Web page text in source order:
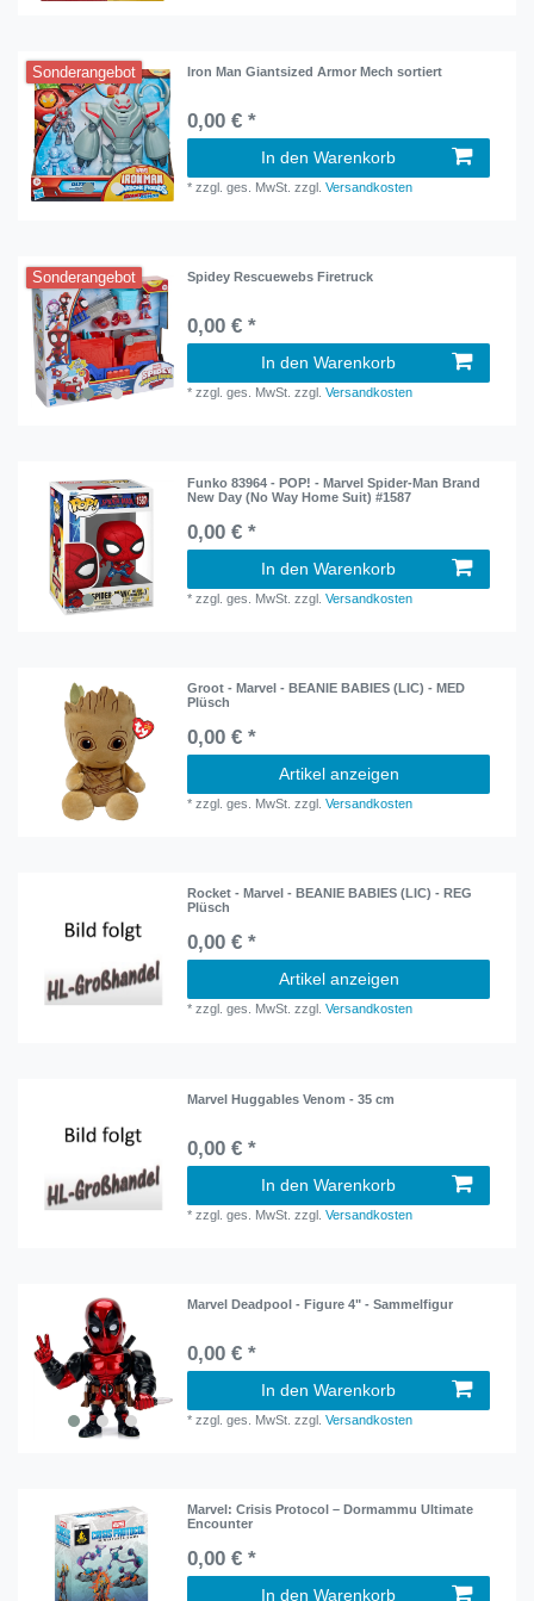
Sonderangebot Iron Man Giantsized Armor Mech sortiert
0,00 € *
In den Warenkorb
*zzgl. ges. MwSt. zzgl.Versandkosten
Sonderangebot Spidey Rescuewebs Firetruck
0,00 € *
In den Warenkorb
*zzgl. ges. MwSt. zzgl.Versandkosten
Funko 83964 - POP! - Marvel Spider-Man Brand
New Day (No Way Home Suit) #1587
0,00 € *
In den Warenkorb
*zzgl. ges. MwSt. zzgl.Versandkosten
Groot - Marvel - BEANIE BABIES (LIC) - MED
Plüsch
0,00 € *
Artikel anzeigen
*zzgl. ges. MwSt. zzgl.Versandkosten
Rocket - Marvel - BEANIE BABIES (LIC) - REG
Plüsch
0,00 € *
Artikel anzeigen
*zzgl. ges. MwSt. zzgl.Versandkosten
Marvel Huggables Venom - 35 cm
0,00 € *
In den Warenkorb
*zzgl. ges. MwSt. zzgl.Versandkosten
Marvel Deadpool - Figure 4" - Sammelfigur
0,00 € *
In den Warenkorb
*zzgl. ges. MwSt. zzgl.Versandkosten
Marvel: Crisis Protocol – Dormammu Ultimate
Encounter
0,00 € *
In den Warenkorb